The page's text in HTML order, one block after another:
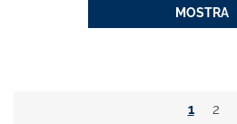
MOSTRA
1 2